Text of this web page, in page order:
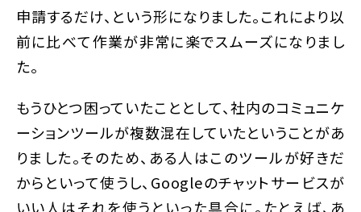
申請するだけ、という形になりました。これにより以
前に比べて作業が非常に楽でスムーズになりまし
た。
もうひとつ困っていたこととして、社内のコミュニケ
ーションツールが複数混在していたということがあ
りました。そのため、ある人はこのツールが好きだ
からといって使うし、Googleのチャットサービスが
いい人はそれを使うといった具合に。たとえば、あ